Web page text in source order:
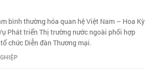
bình thường hóa quan hệ Việt Nam – Hoa Kỳ
Phát triển Thị trường nước ngoài phối hợp
chức Diễn đàn Thương mại.